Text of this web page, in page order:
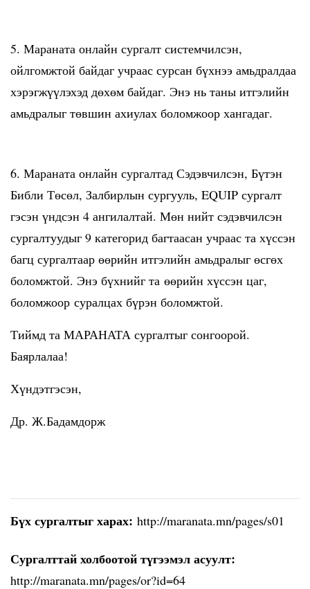
5. Мараната онлайн сургалт системчилсэн,
ойлгомжтой байдаг учраас сурсан бүхнээ амьдралдаа
хэрэгжүүлэхэд дөхөм байдаг. Энэ нь таны итгэлийн
амьдралыг төвшин ахиулах боломжоор хангадаг.
6. Мараната онлайн сургалтад Сэдэвчилсэн, Бүтэн
Библи Төсөл, Залбирлын сургууль, EQUIP сургалт
гэсэн үндсэн 4 ангилалтай. Мөн нийт сэдэвчилсэн
сургалтуудыг 9 категорид багтаасан учраас та хүссэн
багц сургалтаар өөрийн итгэлийн амьдралыг өсгөх
боломжтой. Энэ бүхнийг та өөрийн хүссэн цаг,
боломжоор суралцах бүрэн боломжтой.
Тиймд та МАРАНАТА сургалтыг сонгоорой.
Баярлалаа!
Хүндэтгэсэн,
Др. Ж.Бадамдорж
Бүх сургалтыг харах: http://maranata.mn/pages/s01
Сургалттай холбоотой түгээмэл асуулт:
http://maranata.mn/pages/or?id=64